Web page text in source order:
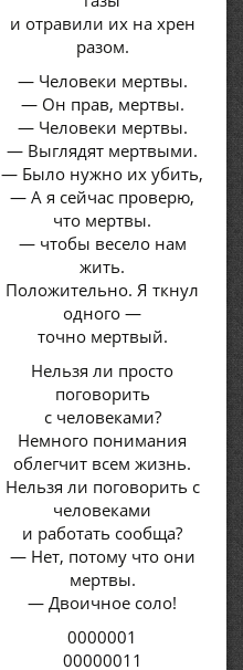
и отравили их на хрен
разом.
— Человеки мертвы.
— Он прав, мертвы.
— Человеки мертвы.
— Выглядят мертвыми.
— Было нужно их убить,
— А я сейчас проверю,
что мертвы.
— чтобы весело нам
жить.
Положительно. Я ткнул
одного —
точно мертвый.
Нельзя ли просто
поговорить
с человеками?
Немного понимания
облегчит всем жизнь.
Нельзя ли поговорить с
человеками
и работать сообща?
— Нет, потому что они
мертвы.
— Двоичное соло!
0000001
00000011